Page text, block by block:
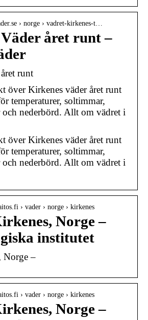
› norge › vadret-kirkenes-t…
året runt –
runt
över Kirkenes väder året runt
temperaturer, soltimmar,
och nederbörd. Allt om vädret i
över Kirkenes väder året runt
temperaturer, soltimmar,
och nederbörd. Allt om vädret i
› vader › norge › kirkenes
Norge –
institutet
Norge –
› vader › norge › kirkenes
Norge –